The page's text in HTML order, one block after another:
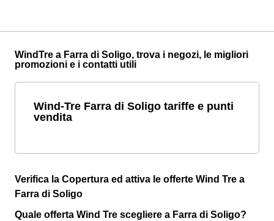
WindTre a Farra di Soligo, trova i negozi, le migliori
promozioni e i contatti utili
Wind-Tre Farra di Soligo tariffe e punti
vendita
Verifica la Copertura ed attiva le offerte Wind Tre a
Farra di Soligo
Quale offerta Wind Tre scegliere a Farra di Soligo?